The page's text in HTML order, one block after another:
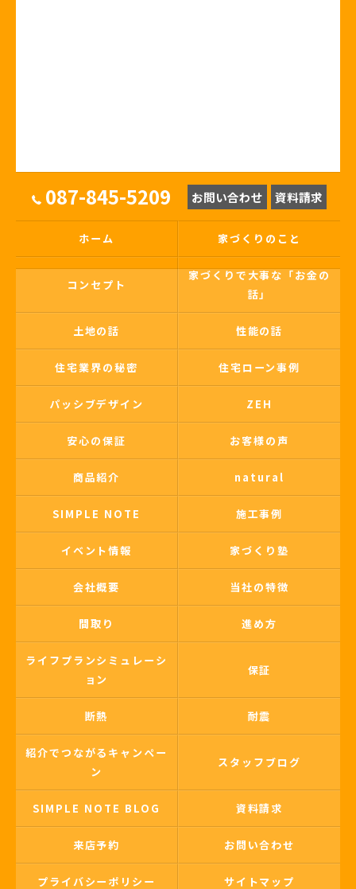
087-845-5209 お問い合わせ 資料請求
ホーム 家づくりのこと
コンセプト
家づくりで大事な「お金の
話」
土地の話 性能の話
住宅業界の秘密 住宅ローン事例
パッシブデザイン ZEH
安心の保証 お客様の声
商品紹介 natural
SIMPLE NOTE 施工事例
イベント情報 家づくり塾
会社概要 当社の特徴
間取り 進め方
ライフプランシミュレーシ
ョン
保証
断熱 耐震
紹介でつながるキャンペー
ン
スタッフブログ
SIMPLE NOTE BLOG 資料請求
来店予約 お問い合わせ
プライバシーポリシー サイトマップ